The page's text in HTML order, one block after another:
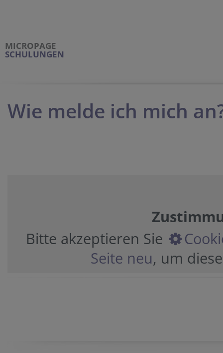
MICROPAGE
SCHULUNGEN
Wie melde ich mich
Bitte akzeptieren Sie
Seite neu, um